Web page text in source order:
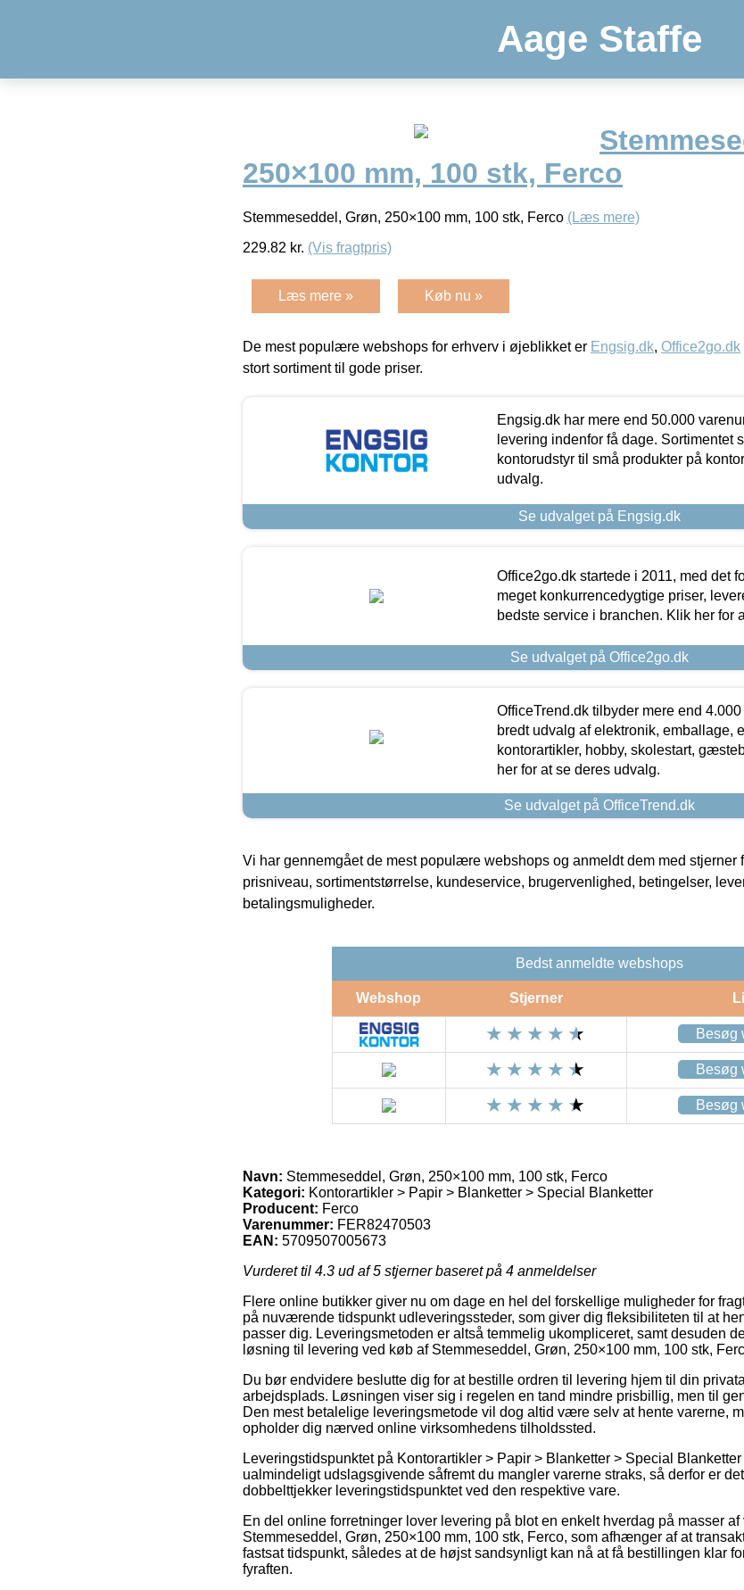
Aage Staffe
250×100 mm, 100 stk, Ferco
Stemmeseddel, Grøn, 250×100 mm, 100 stk, Ferco (Læs mere)
229.82 kr. (Vis fragtpris)
Læs mere » Køb nu »
De mest populære webshops for erhverv i øjeblikket er Engsig.dk, Office2go.dk
stort sortiment til gode priser.
Engsig.dk har mere end 50.000
levering indenfor få dage. Sortimentet
kontorudstyr til små produkter på
udvalg.
Se udvalget på Engsig.dk
Office2go.dk startede i 2011, med det
meget konkurrencedygtige priser,
bedste service i branchen. Klik her for
Se udvalget på Office2go.dk
OfficeTrend.dk tilbyder mere end
bredt udvalg af elektronik, emballage,
kontorartikler, hobby, skolestart,
her for at se deres udvalg.
Se udvalget på OfficeTrend.dk
Vi har gennemgået de mest populære webshops og anmeldt dem med stjerner
prisniveau, sortimentstørrelse, kundeservice, brugervenlighed, betingelser,
betalingsmuligheder.
Bedst anmeldte webshops
Webshop Stjerner
Besøg
Besøg
Besøg
Navn: Stemmeseddel, Grøn, 250×100 mm, 100 stk, Ferco
Kategori: Kontorartikler > Papir > Blanketter > Special Blanketter
Producent: Ferco
Varenummer: FER82470503
EAN: 5709507005673
Vurderet til 4.3 ud af 5 stjerner baseret på 4 anmeldelser
Flere online butikker giver nu om dage en hel del forskellige muligheder for
på nuværende tidspunkt udleveringssteder, som giver dig fleksibiliteten til at
passer dig. Leveringsmetoden er altså temmelig ukompliceret, samt desuden
løsning til levering ved køb af Stemmeseddel, Grøn, 250×100 mm, 100 stk,
Du bør endvidere beslutte dig for at bestille ordren til levering hjem til din
arbejdsplads. Løsningen viser sig i regelen en tand mindre prisbillig, men til
Den mest betalelige leveringsmetode vil dog altid være selv at hente varerne,
opholder dig nærved online virksomhedens tilholdssted.
Leveringstidspunktet på Kontorartikler > Papir > Blanketter > Special
ualmindeligt udslagsgivende såfremt du mangler varerne straks, så derfor er
dobbelttjekker leveringstidspunktet ved den respektive vare.
En del online forretninger lover levering på blot en enkelt hverdag på masser
Stemmeseddel, Grøn, 250×100 mm, 100 stk, Ferco, som afhænger af at
fastsat tidspunkt, således at de højst sandsynligt kan nå at få bestillingen klar
fyraften.